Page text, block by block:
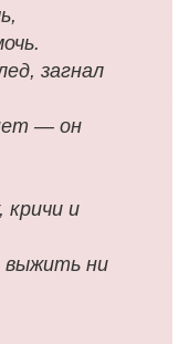
загнал
— он
и
выжить ни